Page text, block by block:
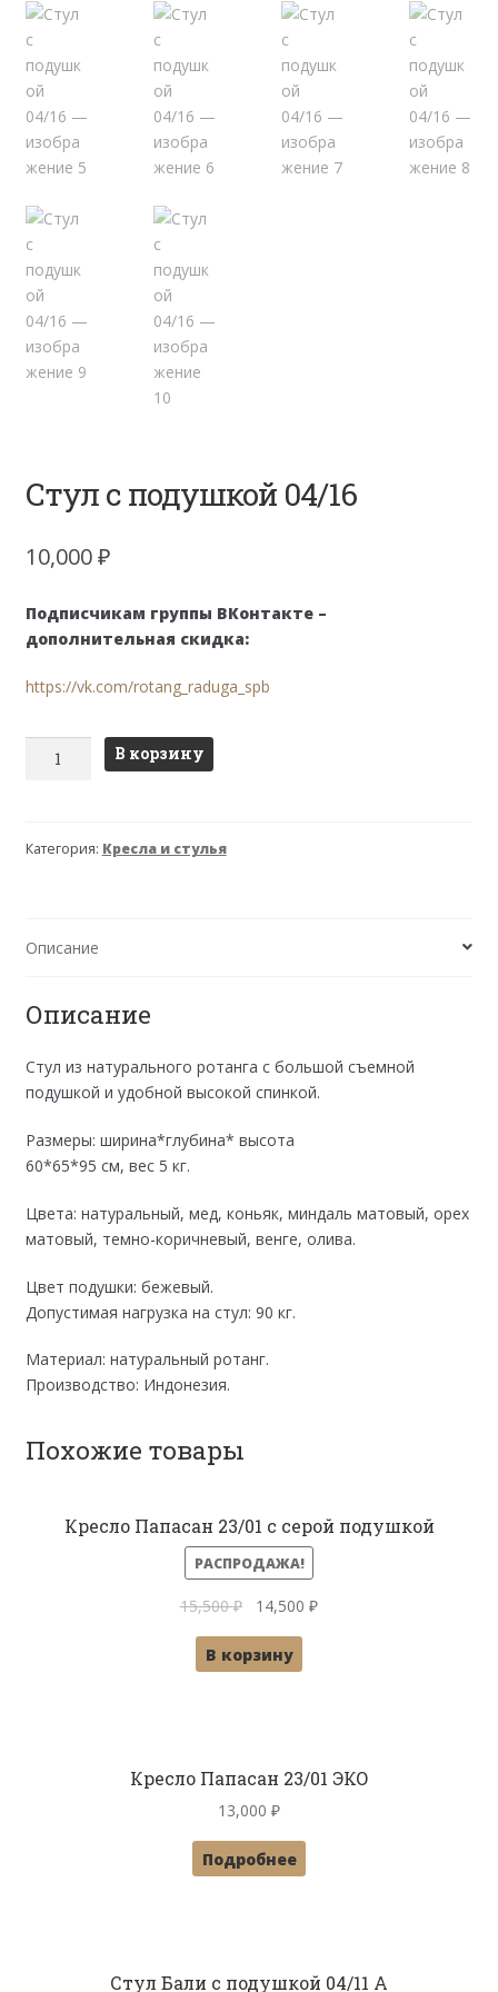
Стул с подушкой 04/16
10,000₽
Подписчикам группы ВКонтакте –
дополнительная скидка:
https://vk.com/rotang_raduga_spb
Количество
подушкой
В корзину
Категория: Кресла и стулья
Описание
Описание
Стул из натурального ротанга с большой съемной
подушкой и удобной высокой спинкой.
Размеры: ширина*глубина* высота
60*65*95 см, вес 5 кг.
Цвета: натуральный, мед, коньяк, миндаль матовый, орех
матовый, темно-коричневый, венге, олива.
Цвет подушки: бежевый.
Допустимая нагрузка на стул: 90 кг.
Материал: натуральный ротанг.
Производство: Индонезия.
Похожие товары
Кресло Папасан 23/01 с серой подушкой
РАСПРОДАЖА!
15,500₽
Первоначальная
составляла
14,500₽Текущая
В корзину
Кресло Папасан 23/01 ЭКО
13,000 ₽
Подробнее
Стул Бали с подушкой 04/11 A